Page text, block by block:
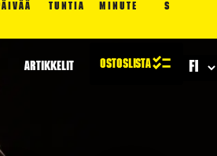
TUNTIA MINUTE S
ARTIKKELIT